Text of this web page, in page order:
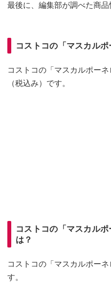
最後に、編集部が調べた商品
コストコの「マスカル
コストコの「マスカルポー
（税込み）です。
コストコの「マスカル
は？
コストコの「マスカルポー
す。